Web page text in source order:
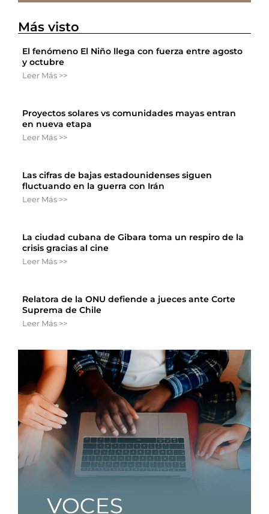
Más visto
El fenómeno El Niño llega con fuerza entre agosto
y octubre
Leer Más >>
Proyectos solares vs comunidades mayas entran
en nueva etapa
Leer Más >>
Las cifras de bajas estadounidenses siguen
fluctuando en la guerra con Irán
Leer Más >>
La ciudad cubana de Gibara toma un respiro de la
crisis gracias al cine
Leer Más >>
Relatora de la ONU defiende a jueces ante Corte
Suprema de Chile
Leer Más >>